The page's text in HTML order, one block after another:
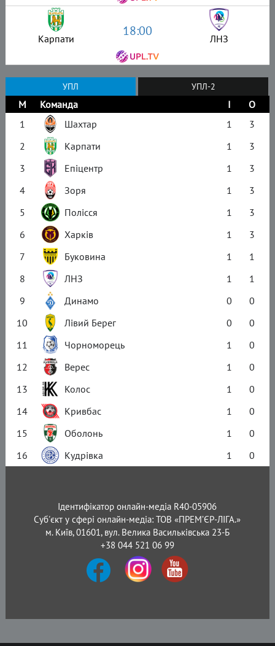
Карпати 18:00 ЛНЗ
УПЛ УПЛ-2
М Команда І
О
1
Шахтар 1
3
2
Карпати 1
3
3
Епіцентр 1
3
4
Зоря 1
3
5
Полісся 1
3
6
Харків 1
3
7
Буковина 1
1
8
ЛНЗ 1
1
9
Динамо 0
0
10
Лівий Берег 0
0
11
Чорноморець 1
0
12
Верес 1
0
13
Колос 1
0
14
Кривбас 1
0
15
Оболонь 1
0
16
Кудрівка 1 0
Ідентифікатор онлайн-медіа R40-05906
Суб'єкт у сфері онлайн-медіа: ТОВ «ПРЕМ’ЄР-ЛІГА.»
м. Київ, 01601, вул. Велика Васильківська 23-Б
+38 044 521 06 99